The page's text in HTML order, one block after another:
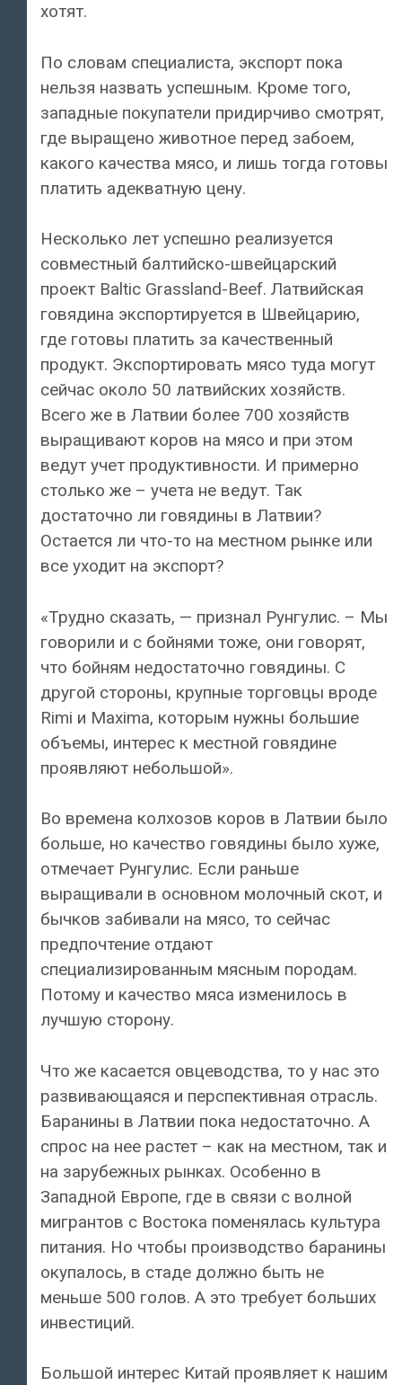
хотят.
По словам специалиста, экспорт пока
нельзя назвать успешным. Кроме того,
западные покупатели придирчиво смотрят,
где выращено животное перед забоем,
какого качества мясо, и лишь тогда готовы
платить адекватную цену.
Несколько лет успешно реализуется
совместный балтийско-швейцарский
проект Baltic Grassland-Beef. Латвийская
говядина экспортируется в Швейцарию,
где готовы платить за качественный
продукт. Экспортировать мясо туда могут
сейчас около 50 латвийских хозяйств.
Всего же в Латвии более 700 хозяйств
выращивают коров на мясо и при этом
ведут учет продуктивности. И примерно
столько же – учета не ведут. Так
достаточно ли говядины в Латвии?
Остается ли что-то на местном рынке или
все уходит на экспорт?
«Трудно сказать, — признал Рунгулис. – Мы
говорили и с бойнями тоже, они говорят,
что бойням недостаточно говядины. С
другой стороны, крупные торговцы вроде
Rimi и Maxima, которым нужны большие
объемы, интерес к местной говядине
проявляют небольшой».
Во времена колхозов коров в Латвии было
больше, но качество говядины было хуже,
отмечает Рунгулис. Если раньше
выращивали в основном молочный скот, и
бычков забивали на мясо, то сейчас
предпочтение отдают
специализированным мясным породам.
Потому и качество мяса изменилось в
лучшую сторону.
Что же касается овцеводства, то у нас это
развивающаяся и перспективная отрасль.
Баранины в Латвии пока недостаточно. А
спрос на нее растет – как на местном, так и
на зарубежных рынках. Особенно в
Западной Европе, где в связи с волной
мигрантов с Востока поменялась культура
питания. Но чтобы производство баранины
окупалось, в стаде должно быть не
меньше 500 голов. А это требует больших
инвестиций.
Большой интерес Китай проявляет к нашим